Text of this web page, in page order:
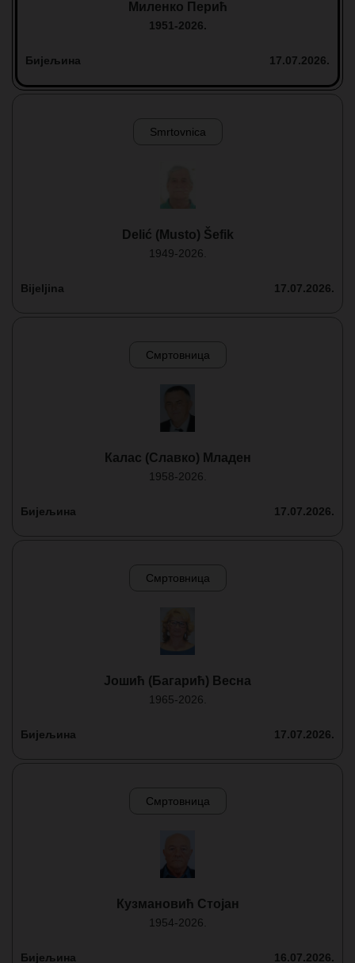
Миленко Перић
1951-2026.
Бијељина 17.07.2026.
Smrtovnica
Delić (Musto) Šefik
1949-2026.
Bijeljina 17.07.2026.
Смртовница
Калас (Славко) Младен
1958-2026.
Бијељина 17.07.2026.
Смртовница
Јошић (Багарић) Весна
1965-2026.
Бијељина 17.07.2026.
Смртовница
Кузмановић Стојан
1954-2026.
Бијељина 16.07.2026.